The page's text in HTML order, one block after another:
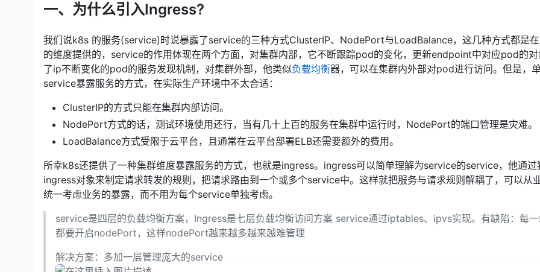
一、为什么引入Ingress?
我们说k8s 的服务(service)时说暴露了service的三种方式ClusterIP、NodePort与LoadBalance，这几种方式都是
的维度提供的，service的作用体现在两个方面，对集群内部，它不断跟踪pod的变化，更新endpoint中对应pod的
了ip不断变化的pod的服务发现机制，对集群外部，他类似负载均衡器，可以在集群内外部对pod进行访问。但是，
service暴露服务的方式，在实际生产环境中不太合适：
ClusterIP的方式只能在集群内部访问。
NodePort方式的话，测试环境使用还行，当有几十上百的服务在集群中运行时，NodePort的端口管理是灾难。
LoadBalance方式受限于云平台，且通常在云平台部署ELB还需要额外的费用。
所幸k8s还提供了一种集群维度暴露服务的方式，也就是ingress。ingress可以简单理解为service的service，他通过
ingress对象来制定请求转发的规则，把请求路由到一个或多个service中。这样就把服务与请求规则解耦了，可以从
统一考虑业务的暴露，而不用为每个service单独考虑。
service是四层的负载均衡方案，Ingress是七层负载均衡访问方案 service通过iptables、ipvs实现。有缺陷：每
都要开启nodePort，这样nodePort越来越多越来越难管理
解决方案：多加一层管理庞大的service